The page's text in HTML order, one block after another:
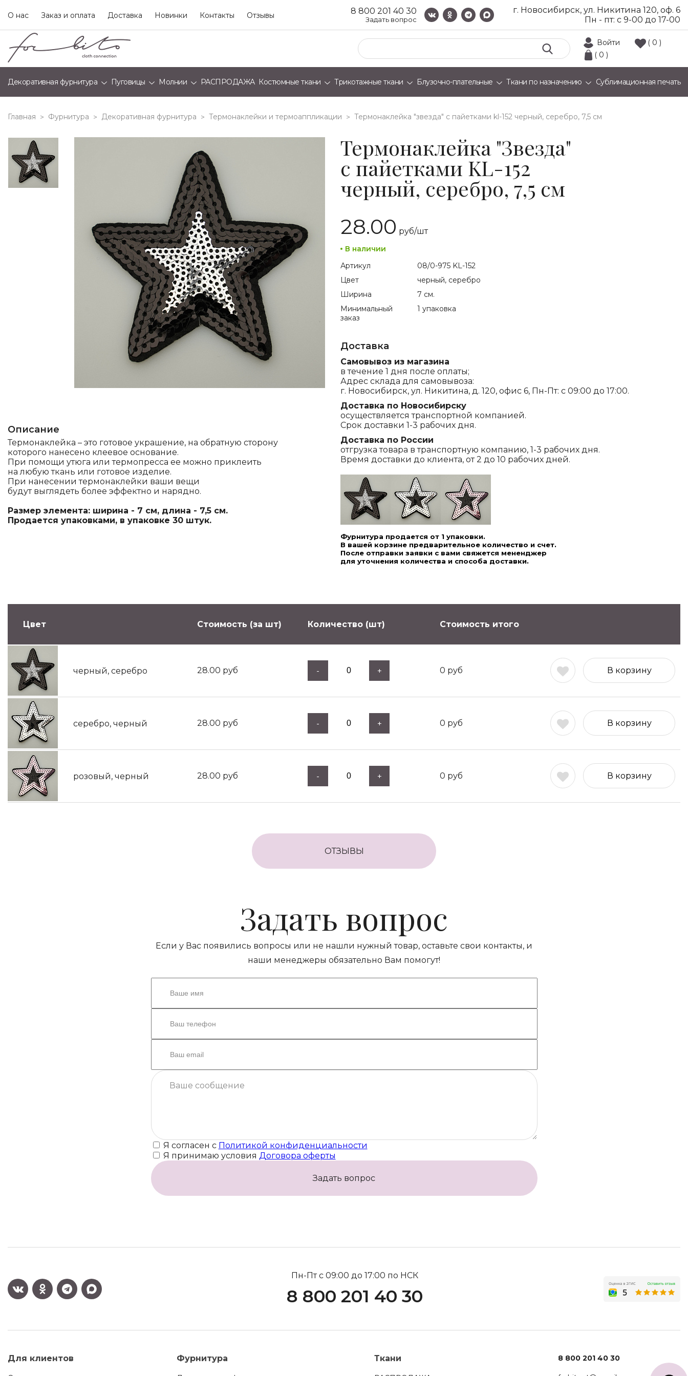
О нас Заказ и оплата Доставка Новинки Контакты Отзывы 8 800 201 40 30
Задать вопрос
г. Новосибирск, ул. Никитина 120, оф. 6
Пн - пт: с 9-00 до 17-00
Войти
( 0 )
( 0 )
Декоративная фурнитура Пуговицы Молнии РАСПРОДАЖА Костюмные ткани Трикотажные ткани Блузочно-плательные Ткани по назначению Сублимационная печать
Главная > Фурнитура > Декоративная фурнитура > Термонаклейки и термоаппликации > термонаклейка "звезда" с пайетками kl-152 черный, серебро, 7,5 см
Описание
Термонаклейка – это готовое украшение, на обратную сторону
которого нанесено клеевое основание.
При помощи утюга или термопресса ее можно приклеить
на любую ткань или готовое изделие.
При нанесении термонаклейки ваши вещи
будут выглядеть более эффектно и нарядно.
Размер элемента: ширина - 7 см, длина - 7,5 см.
Продается упаковками, в упаковке 30 штук.
Термонаклейка "Звезда"
с пайетками KL-152
черный, серебро, 7,5 см
28.00 руб/шт
В наличии
Артикул
08/0-975 KL-152
Цвет
черный, серебро
Ширина
7 см.
Минимальный
заказ
1 упаковка
Доставка
Самовывоз из магазина
в течение 1 дня после оплаты;
Адрес склада для самовывоза:
г. Новосибирск, ул. Никитина, д. 120, офис 6, Пн-Пт: с 09:00 до 17:00.
Доставка по Новосибирску
осуществляется транспортной компанией.
Срок доставки 1-3 рабочих дня.
Доставка по России
отгрузка товара в транспортную компанию, 1-3 рабочих дня.
Время доставки до клиента, от 2 до 10 рабочих дней.
Фурнитура продается от 1 упаковки.
В вашей корзине предварительное количество и счет.
После отправки заявки с вами свяжется мененджер
для уточнения количества и способа доставки.
Цвет Стоимость (за шт) Количество (шт) Стоимость итого
черный, серебро 28.00 руб - + 0 руб В корзину
серебро, черный 28.00 руб - + 0 руб В корзину
розовый, черный 28.00 руб - + 0 руб В корзину
ОТЗЫВЫ
Задать вопрос
Если у Вас появились вопросы или не нашли нужный товар, оставьте свои контакты, и
наши менеджеры обязательно Вам помогут!
Я согласен с Политикой конфиденциальности
Я принимаю условия Договора оферты
Задать вопрос
Пн-Пт с 09:00 до 17:00 по НСК
8 800 201 40 30
Для клиентов Фурнитура Ткани 8 800 201 40 30